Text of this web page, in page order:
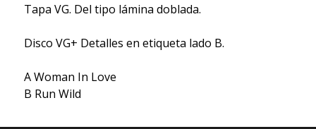
Tapa VG. Del tipo lámina doblada.
Disco VG+ Detalles en etiqueta lado B.
A Woman In Love
B Run Wild